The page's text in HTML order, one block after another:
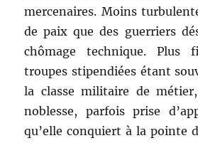
mercenaires. Moins
de paix que des guerriers
chômage technique. Plus
troupes stipendiées étant
la classe militaire de
noblesse, parfois prise
qu’elle conquiert à la pointe